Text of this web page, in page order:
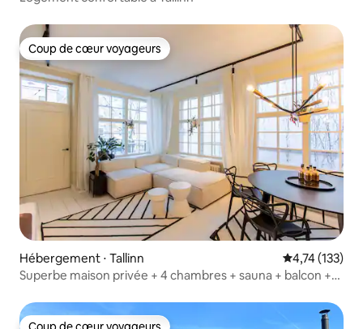
Coup de cœur voyageurs
Coup de cœur voyageurs
Hébergement ⋅ Tallinn Évaluation
4,74 (133)
Superbe maison privée + 4 chambres + sauna + balcon +